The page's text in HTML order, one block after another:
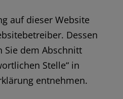
auf dieser Website
Dessen
Sie dem Abschnitt
Stelle“ in
entnehmen.